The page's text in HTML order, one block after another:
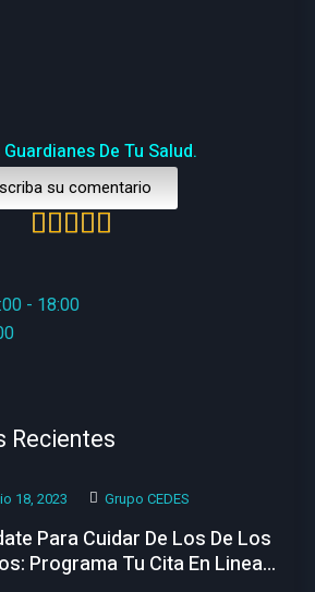
De Tu Salud.
su comentario
- 18:00
Recientes
18, 2023 Grupo CEDES
Para Cuidar De Los De Los
Programa Tu Cita En Linea